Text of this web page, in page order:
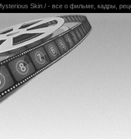
Skin / - все о фильме, кадры,